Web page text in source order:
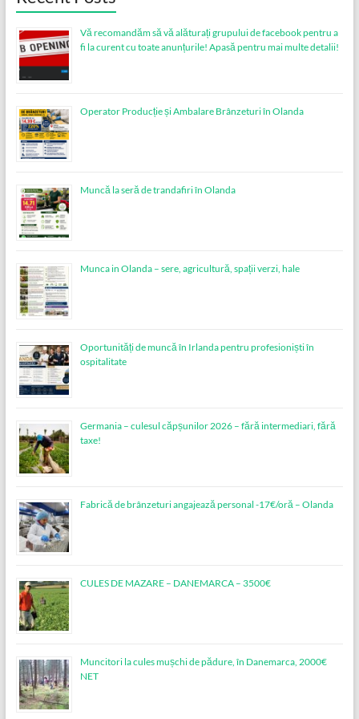
Vă recomandăm să vă alăturați grupului de facebook pentru a
fi la curent cu toate anunțurile! Apasă pentru mai multe detalii!
Operator Producție și Ambalare Brânzeturi în Olanda
Muncă la seră de trandafiri în Olanda
Munca in Olanda – sere, agricultură, spații verzi, hale
Oportunități de muncă în Irlanda pentru profesioniști în
ospitalitate
Germania – culesul căpșunilor 2026 – fără intermediari, fără
taxe!
Fabrică de brânzeturi angajează personal -17€/oră – Olanda
CULES DE MAZARE – DANEMARCA – 3500€
Muncitori la cules mușchi de pădure, în Danemarca, 2000€
NET